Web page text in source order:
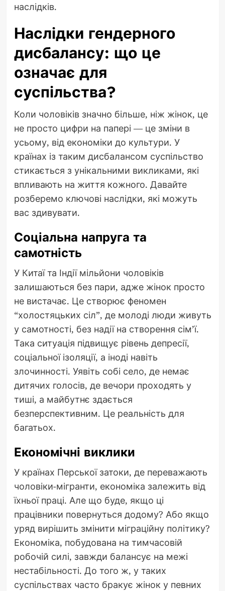
наслідків.
Наслідки гендерного
дисбалансу: що це
означає для
суспільства?
Коли чоловіків значно більше, ніж жінок, це
не просто цифри на папері — це зміни в
усьому, від економіки до культури. У
країнах із таким дисбалансом суспільство
стикається з унікальними викликами, які
впливають на життя кожного. Давайте
розберемо ключові наслідки, які можуть
вас здивувати.
Соціальна напруга та
самотність
У Китаї та Індії мільйони чоловіків
залишаються без пари, адже жінок просто
не вистачає. Це створює феномен
“холостяцьких сіл”, де молоді люди живуть
у самотності, без надії на створення сім’ї.
Така ситуація підвищує рівень депресії,
соціальної ізоляції, а іноді навіть
злочинності. Уявіть собі село, де немає
дитячих голосів, де вечори проходять у
тиші, а майбутнє здається
безперспективним. Це реальність для
багатьох.
Економічні виклики
У країнах Перської затоки, де переважають
чоловіки-мігранти, економіка залежить від
їхньої праці. Але що буде, якщо ці
працівники повернуться додому? Або якщо
уряд вирішить змінити міграційну політику?
Економіка, побудована на тимчасовій
робочій силі, завжди балансує на межі
нестабільності. До того ж, у таких
суспільствах часто бракує жінок у певних